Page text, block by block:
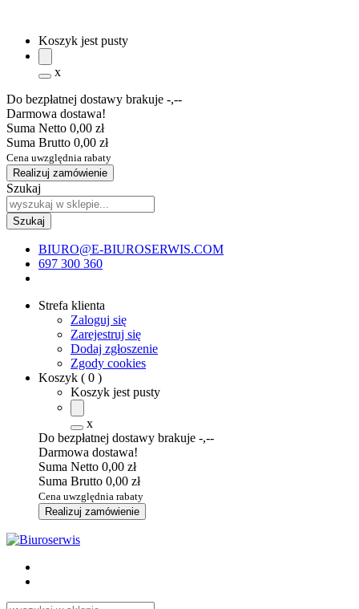
Koszyk jest pusty
x
Do bezpłatnej dostawy brakuje -,--
Darmowa dostawa!
Suma Netto 0,00 zł
Suma Brutto 0,00 zł
Cena uwzględnia rabaty
Realizuj zamówienie
Szukaj
BIURO@E-BIUROSERWIS.COM
697 300 360
Strefa klienta
Zaloguj się
Zarejestruj się
Dodaj zgłoszenie
Zgody cookies
Koszyk ( 0 )
Koszyk jest pusty
x
Do bezpłatnej dostawy brakuje -,--
Darmowa dostawa!
Suma Netto 0,00 zł
Suma Brutto 0,00 zł
Cena uwzględnia rabaty
Realizuj zamówienie